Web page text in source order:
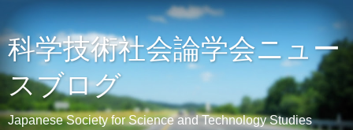
科学技術社会論学会ニュー
スブログ
Japanese Society for Science and Technology Studies